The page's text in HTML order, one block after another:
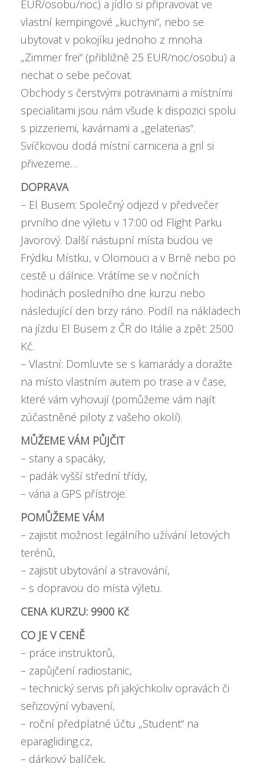
EUR/osobu/noc) a jídlo si připravovat ve
vlastní kempingové „kuchyni“, nebo se
ubytovat v pokojíku jednoho z mnoha
„Zimmer frei“ (přibližně 25 EUR/noc/osobu) a
nechat o sebe pečovat.
Obchody s čerstvými potravinami a místními
specialitami jsou nám všude k dispozici spolu
s pizzeriemi, kavárnami a „gelaterias“.
Svíčkovou dodá místní carniceria a gril si
přivezeme…
DOPRAVA
– El Busem: Společný odjezd v předvečer
prvního dne výletu v 17:00 od Flight Parku
Javorový. Další nástupní místa budou ve
Frýdku Místku, v Olomouci a v Brně nebo po
cestě u dálnice. Vrátíme se v nočních
hodinách posledního dne kurzu nebo
následující den brzy ráno. Podíl na nákladech
na jízdu El Busem z ČR do Itálie a zpět: 2500
Kč.
– Vlastní: Domluvte se s kamarády a doražte
na místo vlastním autem po trase a v čase,
které vám vyhovují (pomůžeme vám najít
zúčastněné piloty z vašeho okolí).
MŮŽEME VÁM PŮJČIT
– stany a spacáky,
– padák vyšší střední třídy,
– vária a GPS přístroje.
POMŮŽEME VÁM
– zajistit možnost legálního užívání letových
terénů,
– zajistit ubytování a stravování,
– s dopravou do místa výletu.
CENA KURZU: 9900 Kč
CO JE V CENĚ
– práce instruktorů,
– zapůjčení radiostanic,
– technický servis při jakýchkoliv opravách či
seřizovýní vybavení,
– roční předplatné účtu „Student“ na
eparagliding.cz,
– dárkový balíček,